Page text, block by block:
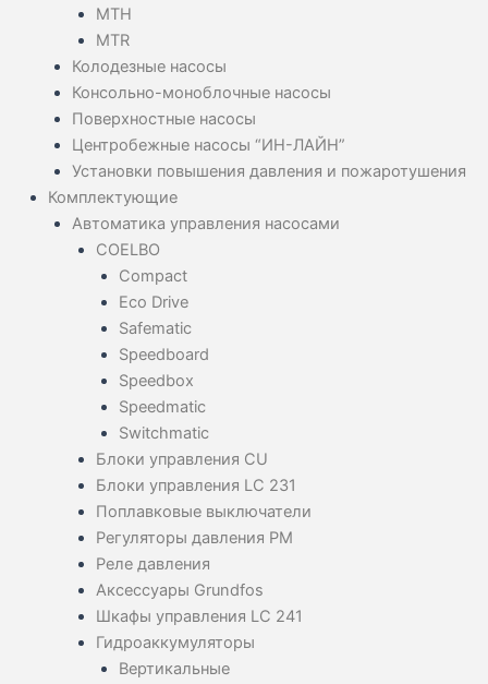
MTH
MTR
Колодезные насосы
Консольно-моноблочные насосы
Поверхностные насосы
Центробежные насосы “ИН-ЛАЙН”
Установки повышения давления и пожаротушения
Комплектующие
Автоматика управления насосами
COELBO
Compact
Eco Drive
Safematic
Speedboard
Speedbox
Speedmatic
Switchmatic
Блоки управления CU
Блоки управления LC 231
Поплавковые выключатели
Регуляторы давления PM
Реле давления
Аксессуары Grundfos
Шкафы управления LC 241
Гидроаккумуляторы
Вертикальные